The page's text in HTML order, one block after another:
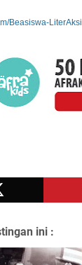
Beasiswa-LiterAksi
ini :